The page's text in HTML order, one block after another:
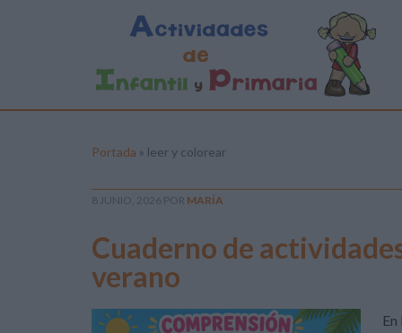
Portada » leer y colorear
8 JUNIO, 2026 POR MARÍA
Cuaderno de
verano